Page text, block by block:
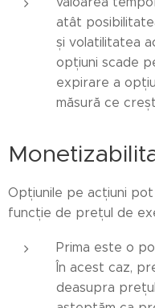
atât
și volatilitatea
opțiuni scade
expirare a
măsură ce
Opțiunile pe acțiuni
funcție de prețul de
Prima este o
În acest caz,
deasupra